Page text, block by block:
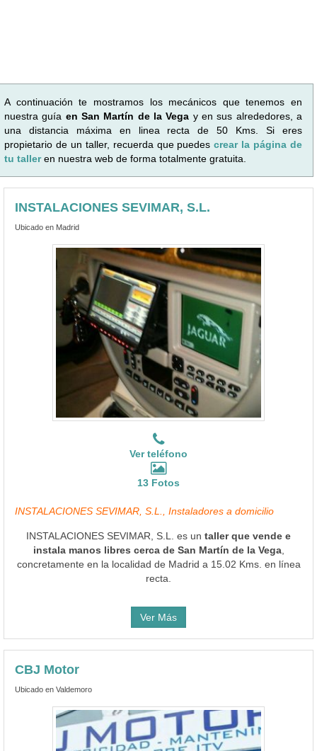
A continuación te mostramos los mecánicos que tenemos en
nuestra guía en San Martín de la Vega y en sus alrededores, a
una distancia máxima en linea recta de 50 Kms. Si eres
propietario de un taller, recuerda que puedescrear la página de
tu talleren nuestra web de forma totalmente gratuita.
INSTALACIONES SEVIMAR, S.L.
Ubicado en Madrid
Ver teléfono
13 Fotos
INSTALACIONES SEVIMAR, S.L., Instaladores a domicilio
INSTALACIONES SEVIMAR, S.L. es un taller que vende e
instala manos libres cerca de San Martín de la Vega,
concretamente en la localidad de Madrid a 15.02 Kms. en línea
recta.
Ver Más
CBJ Motor
Ubicado en Valdemoro